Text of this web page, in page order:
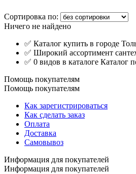
Сортировка по:
Ничего не найдено
✅ Каталог купить в городе
✅ Широкий ассортимент
✅ 0 видов в каталоге Каталог
Помощь покупателям
Помощь покупателям
Как зарегистрироваться
Как сделать заказ
Оплата
Доставка
Самовывоз
Информация для покупателей
Информация для покупателей